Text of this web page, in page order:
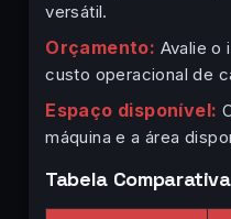
versátil.
Orçamento: Avalie o
custo operacional de
Espaço disponível:
máquina e a área
Tabela Comparativa